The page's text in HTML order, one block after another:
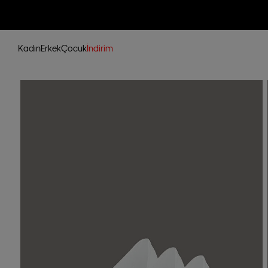
KadınErkekÇocukİndirim